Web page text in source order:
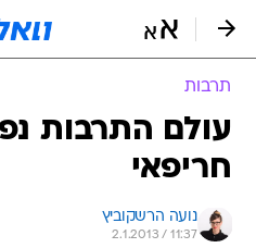
תרבות
עולם התרבות
חריפאי
נועה הרשקוביץ
2.1.2013 / 11:37